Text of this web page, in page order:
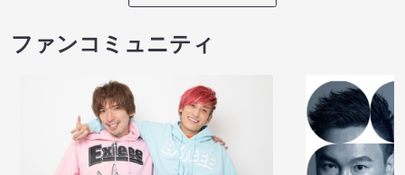
ファンコミュニティ